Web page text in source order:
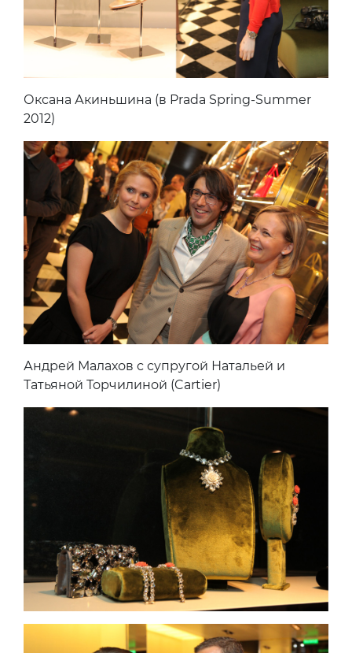
Оксана Акиньшина (в Prada Spring-Summer
2012)
Андрей Малахов с супругой Натальей и
Татьяной Торчилиной (Cartier)